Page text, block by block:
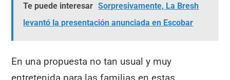
Te puede interesar Sorpresivamente, La Bresh
levantó la presentación anunciada en Escobar
En una propuesta no tan usual y muy
entretenida para las familias en estas